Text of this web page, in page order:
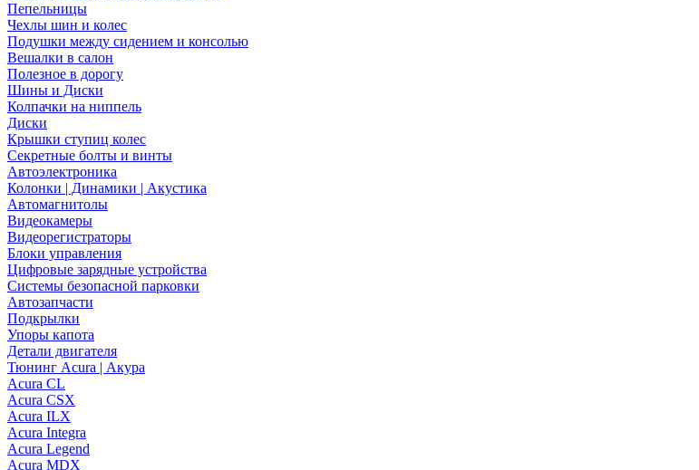
Пепельницы
Чехлы шин и колес
Подушки между сидением и консолью
Вешалки в салон
Полезное в дорогу
Шины и Диски
Колпачки на ниппель
Диски
Крышки ступиц колес
Секретные болты и винты
Автоэлектроника
Колонки | Динамики | Акустика
Автомагнитолы
Видеокамеры
Видеорегистраторы
Блоки управления
Цифровые зарядные устройства
Системы безопасной парковки
Автозапчасти
Подкрылки
Упоры капота
Детали двигателя
Тюнинг Acura | Акура
Acura CL
Acura CSX
Acura ILX
Acura Integra
Acura Legend
Acura MDX